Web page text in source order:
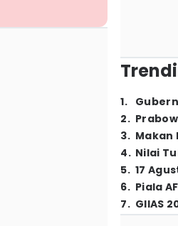
1.
2.
3. Makan
4. Nilai
5. 17
6. Piala
7. GIIAS